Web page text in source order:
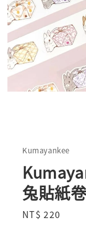
Kumayankee
兔貼紙
Regular
NT$ 220